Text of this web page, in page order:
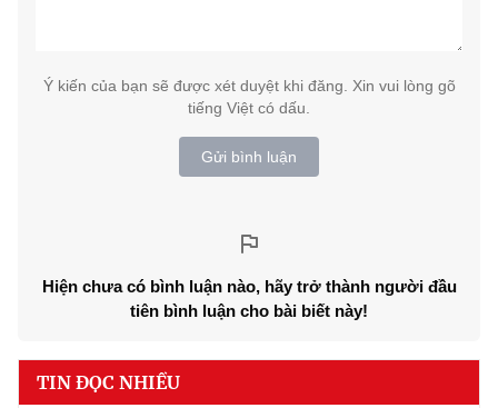
Ý kiến của bạn sẽ được xét duyệt khi đăng. Xin vui lòng gõ
tiếng Việt có dấu.
Gửi bình luận
Hiện chưa có bình luận nào, hãy trở thành người đầu
tiên bình luận cho bài biết này!
TIN ĐỌC NHIỀU